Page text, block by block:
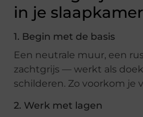
in je slaapkamer
1. Begin met de basis
Een neutrale muur, een
zachtgrijs — werkt als
schilderen. Zo voorkom je
2. Werk met lagen